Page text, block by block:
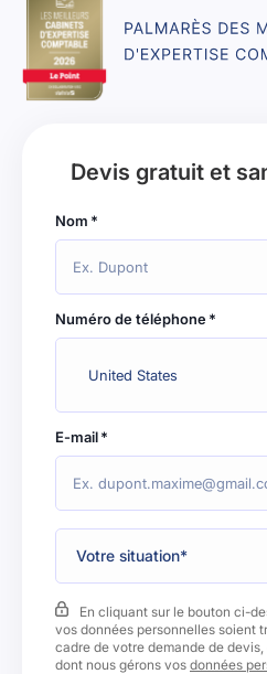
Devis gratuit et
Nom *
Numéro de téléphone *
E-mail*
Votre situation*
En cliquant sur le bouton ci-
vos données personnelles soient
cadre de votre demande de
dont nous gérons vos données